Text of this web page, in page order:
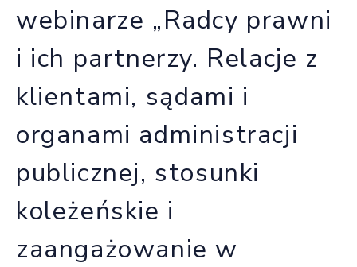
webinarze „Radcy prawni
i ich partnerzy. Relacje z
klientami, sądami i
organami administracji
publicznej, stosunki
koleżeńskie i
zaangażowanie w